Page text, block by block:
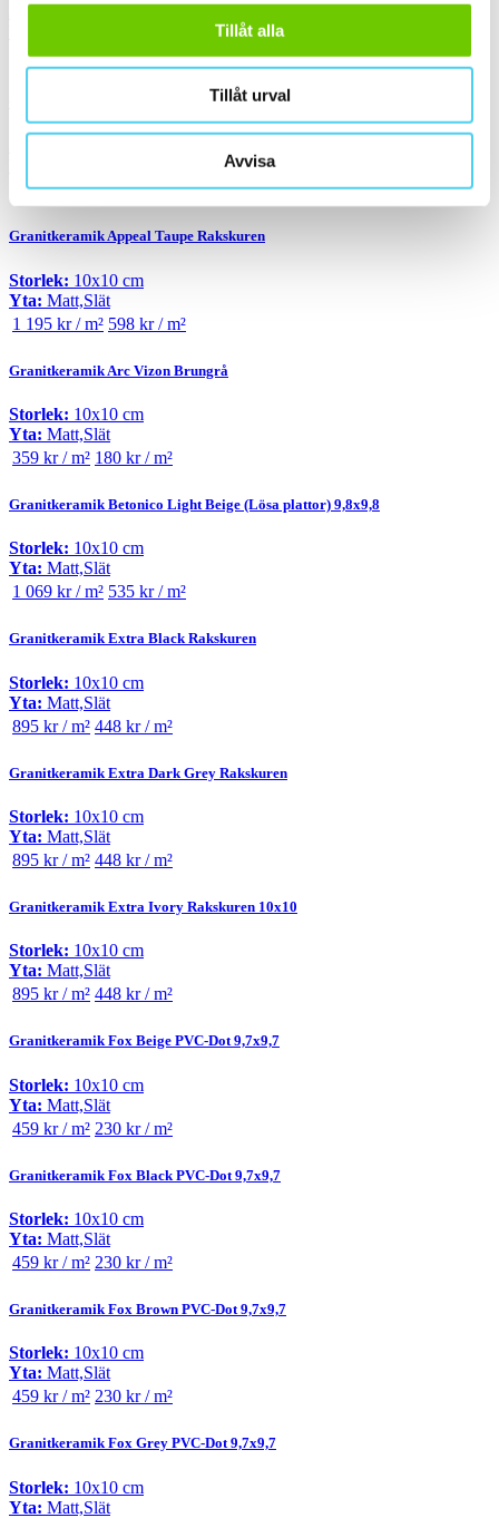
Tillåt alla
Tillåt urval
Avvisa
Storlek:
1 799 kr / m² 900 kr / m²
Granitkeramik 75220V1010 Plain Grey Plain Matt
1 799 kr / m² 900 kr / m²
Granitkeramik Appeal Taupe Rakskuren
Storlek: 10x10 cm
Yta: Matt,Slät
1 195 kr / m² 598 kr / m²
Granitkeramik Arc Vizon Brungrå
Storlek: 10x10 cm
Yta: Matt,Slät
359 kr / m² 180 kr / m²
Granitkeramik Betonico Light Beige (Lösa plattor) 9,8x9,8
Storlek: 10x10 cm
Yta: Matt,Slät
1 069 kr / m² 535 kr / m²
Granitkeramik Extra Black Rakskuren
Storlek: 10x10 cm
Yta: Matt,Slät
895 kr / m² 448 kr / m²
Granitkeramik Extra Dark Grey Rakskuren
Storlek: 10x10 cm
Yta: Matt,Slät
895 kr / m² 448 kr / m²
Granitkeramik Extra Ivory Rakskuren 10x10
Storlek: 10x10 cm
Yta: Matt,Slät
895 kr / m² 448 kr / m²
Granitkeramik Fox Beige PVC-Dot 9,7x9,7
Storlek: 10x10 cm
Yta: Matt,Slät
459 kr / m² 230 kr / m²
Granitkeramik Fox Black PVC-Dot 9,7x9,7
Storlek: 10x10 cm
Yta: Matt,Slät
459 kr / m² 230 kr / m²
Granitkeramik Fox Brown PVC-Dot 9,7x9,7
Storlek: 10x10 cm
Yta: Matt,Slät
459 kr / m² 230 kr / m²
Granitkeramik Fox Grey PVC-Dot 9,7x9,7
Storlek: 10x10 cm
Yta: Matt,Slät